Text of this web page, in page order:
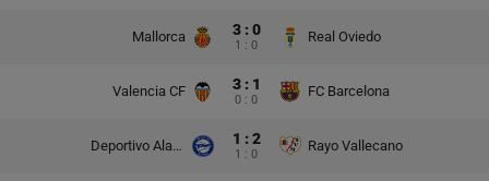
Mallorca 3 : 0
1 : 0
Real Oviedo
Valencia CF 3 : 1
0 : 0
FC Barcelona
Deportivo Alaves 1 : 2
1 : 0
Rayo Vallecano